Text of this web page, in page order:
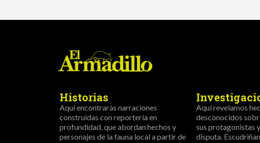
Historias
Aquí encontrarás narraciones
construidas con reportería en
profundidad, que abordan hechos y
personajes de la fauna local a partir de
Aquí revelamos
desconocidos
sus protagonistas
disputa.